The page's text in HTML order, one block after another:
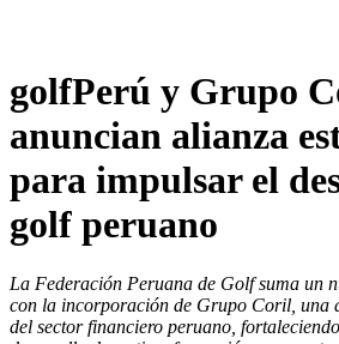
golfPerú y Grupo
anuncian alianza
para impulsar el
golf peruano
La Federación Peruana de Golf suma un
con la incorporación de Grupo Coril, una
del sector financiero peruano,